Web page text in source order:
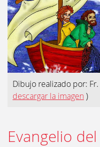
Dibujo realizado por:
descargar la imagen )
Evangelio